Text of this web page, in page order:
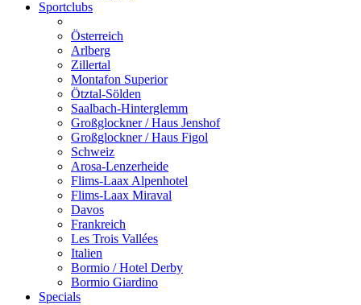
Sportclubs
Österreich
Arlberg
Zillertal
Montafon Superior
Ötztal-Sölden
Saalbach-Hinterglemm
Großglockner / Haus Jenshof
Großglockner / Haus Figol
Schweiz
Arosa-Lenzerheide
Flims-Laax Alpenhotel
Flims-Laax Miraval
Davos
Frankreich
Les Trois Vallées
Italien
Bormio / Hotel Derby
Bormio Giardino
Specials